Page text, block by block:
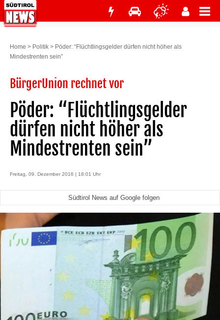
Home > Politik > Pöder: “Flüchtlingsgelder dürfen nicht höher als
Mindestrenten sein”
BürgerUnion rechnet vor
Pöder: “Flüchtlingsgelder
dürfen nicht höher als
Mindestrenten sein”
Freitag, 09. Dezember 2016 | 18:01 Uhr
Südtirol News auf Google folgen